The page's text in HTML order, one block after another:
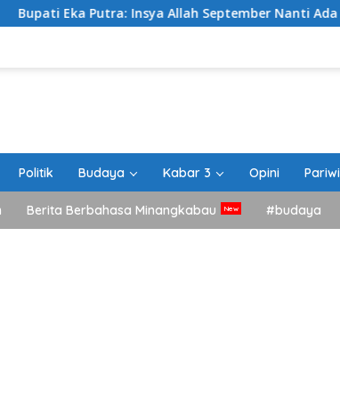
Insya Allah September Nanti Ada Dua Agenda
Politik Budaya Kabar 3 Opini
Berita Berbahasa Minangkabau #budaya